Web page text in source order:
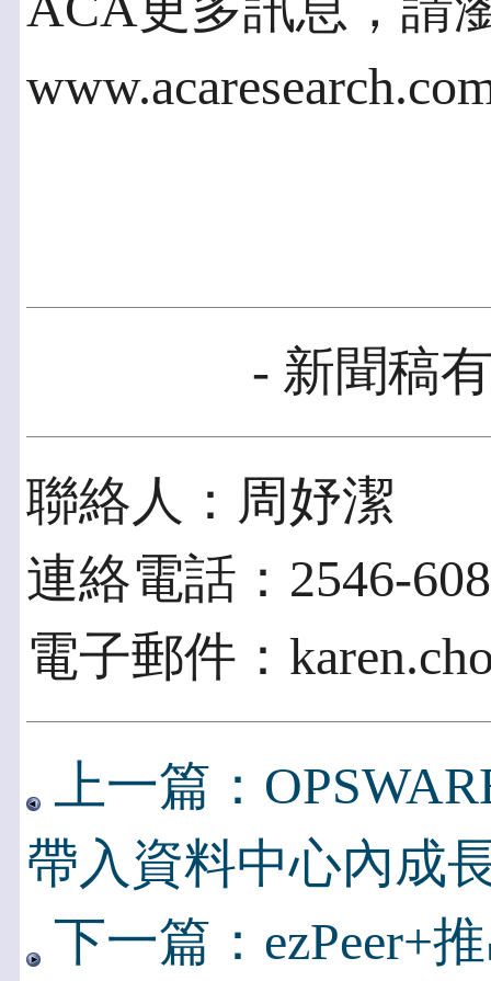
- 新聞稿
聯絡人：周妤潔
連絡電話：2546-
電子郵件：
上一篇：
帶入資料中心內成
下一篇：ezPeer+